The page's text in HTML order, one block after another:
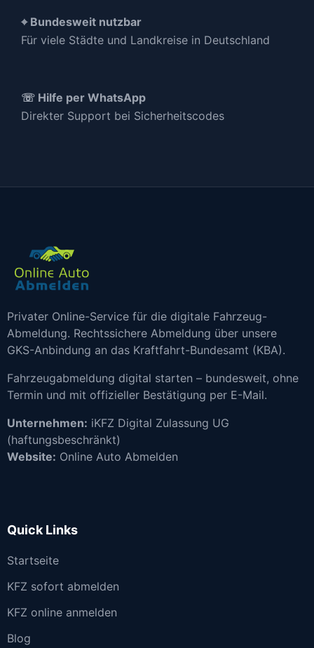
⌖ Bundesweit nutzbar
Für viele Städte und Landkreise in Deutschland
☏ Hilfe per WhatsApp
Direkter Support bei Sicherheitscodes
Privater Online-Service für die digitale Fahrzeug-
Abmeldung. Rechtssichere Abmeldung über unsere
GKS-Anbindung an das Kraftfahrt-Bundesamt (KBA).
Fahrzeugabmeldung digital starten – bundesweit, ohne
Termin und mit offizieller Bestätigung per E-Mail.
Unternehmen: iKFZ Digital Zulassung UG
(haftungsbeschränkt)
Website: Online Auto Abmelden
Quick Links
Startseite
KFZ sofort abmelden
KFZ online anmelden
Blog